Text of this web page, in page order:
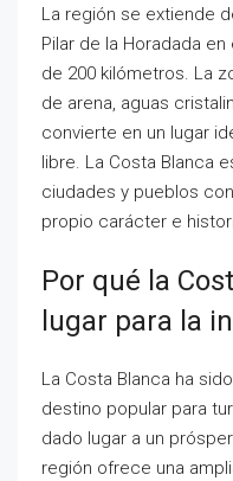
La región se extiende
Pilar de la Horadada
de 200 kilómetros. La
de arena, aguas
convierte en un lugar
libre. La Costa Blanca
ciudades y pueblos
propio carácter e
Por qué la
lugar para la
La Costa Blanca ha
destino popular para
dado lugar a un
región ofrece una